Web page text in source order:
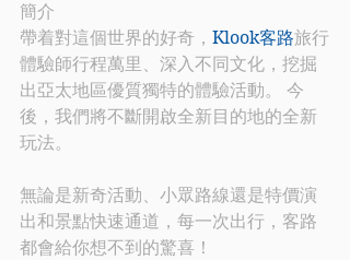
簡介
帶着對這個世界的好奇 ， Klook客路旅行
體驗師行程萬里、深入不同文化，挖掘
出亞太地區優質獨特的體驗活動。 今
後，我們將不斷開啟全新目的地的全新
玩法。
無論是新奇活動、小眾路線還是特價演
出和景點快速通道，每一次出行，客路
都會給你想不到的驚喜！